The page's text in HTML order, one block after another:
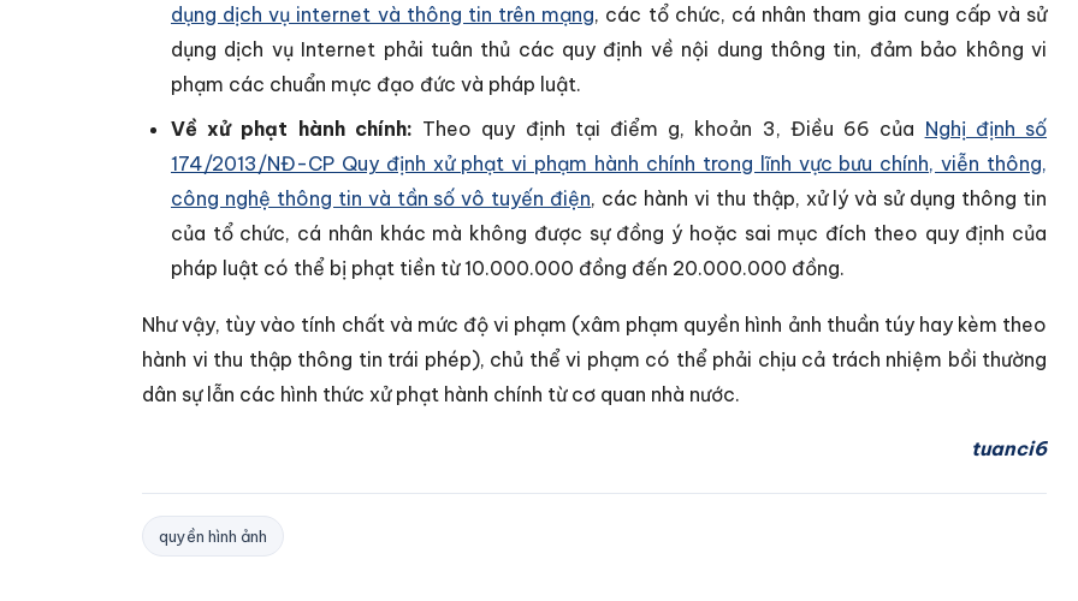
dụng dịch vụ internet và thông tin trên mạng, các tổ chức, cá nhân tham gia cung cấp và sử
dụng dịch vụ Internet phải tuân thủ các quy định về nội dung thông tin, đảm bảo không vi
phạm các chuẩn mực đạo đức và pháp luật.
Về xử phạt hành chính: Theo quy định tại điểm g, khoản 3, Điều 66 của Nghị định số
174/2013/NĐ-CP Quy định xử phạt vi phạm hành chính trong lĩnh vực bưu chính, viễn thông,
công nghệ thông tin và tần số vô tuyến điện, các hành vi thu thập, xử lý và sử dụng thông tin
của tổ chức, cá nhân khác mà không được sự đồng ý hoặc sai mục đích theo quy định của
pháp luật có thể bị phạt tiền từ 10.000.000 đồng đến 20.000.000 đồng.
Như vậy, tùy vào tính chất và mức độ vi phạm (xâm phạm quyền hình ảnh thuần túy hay kèm theo
hành vi thu thập thông tin trái phép), chủ thể vi phạm có thể phải chịu cả trách nhiệm bồi thường
dân sự lẫn các hình thức xử phạt hành chính từ cơ quan nhà nước.
tuanci6
quyền hình ảnh